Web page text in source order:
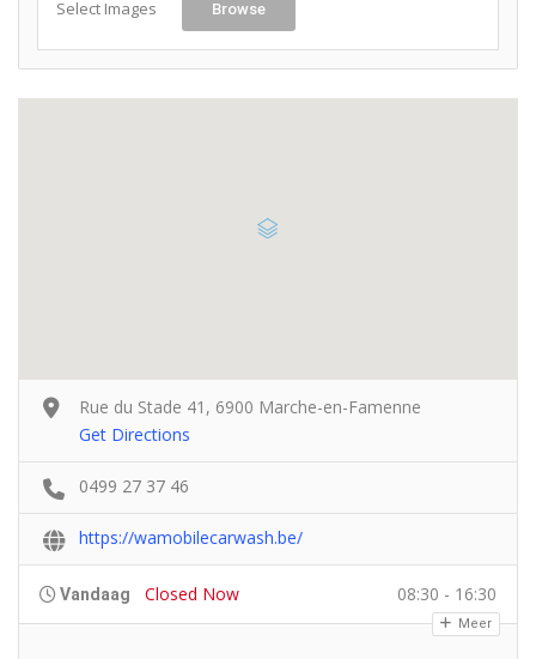
Select Images Browse
Rue du Stade 41, 6900 Marche-en-Famenne
Get Directions
0499 27 37 46
https://wamobilecarwash.be/
Vandaag Closed Now 08:30 - 16:30
Meer